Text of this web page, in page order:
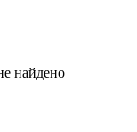
найдено